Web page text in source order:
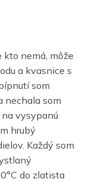
kto nemá, môže
a kvasnice s
som
nechala som
vysypanú
hrubý
Každý som
do zlatista